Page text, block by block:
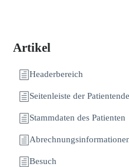
Artikel
Headerbereich
Seitenleiste der
Stammdaten des Patienten
Besuch